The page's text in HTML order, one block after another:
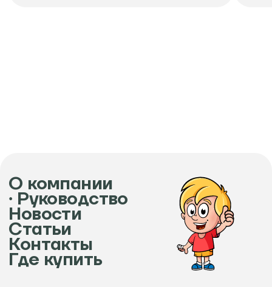
О компании
∙ Руководство
Новости
Статьи
Контакты
Где купить